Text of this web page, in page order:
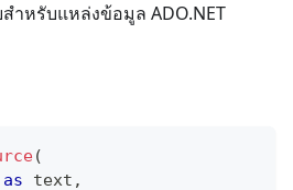
ำหรับแหล่งข้อมูล ADO.NET
(
as text ,